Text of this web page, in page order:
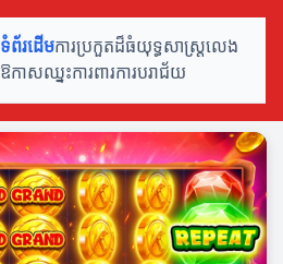
ទំព័រដើមការប្រកួតដ៏ធំយុទ្ធសាស្ត្រលេង
ឱកាសឈ្នះការពារការបរាជ័យ